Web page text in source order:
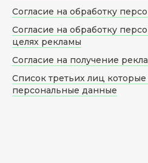
Согласие на обработку
Согласие на обработку
целях рекламы
Согласие на получение
Список третьих лиц
персональные данные